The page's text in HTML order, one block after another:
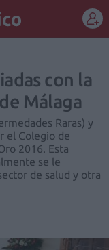
con la
Málaga
Raras) y
el Colegio de
2016. Esta
se le
de salud y otra